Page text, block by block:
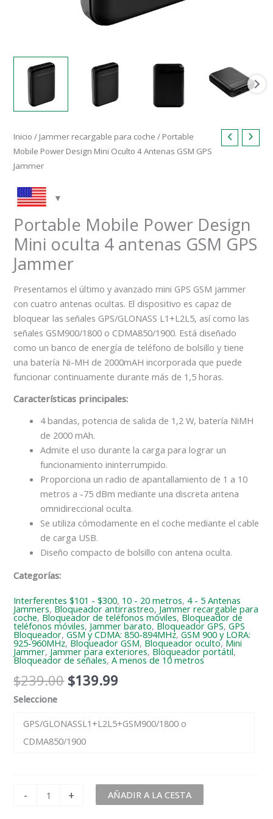
Inicio / Jammer recargable para coche / Portable
Mobile Power Design Mini Oculto 4 Antenas GSM GPS
Jammer
Portable Mobile Power Design
Mini oculta 4 antenas GSM GPS
Jammer
Presentamos el último y avanzado mini GPS GSM jammer
con cuatro antenas ocultas. El dispositivo es capaz de
bloquear las señales GPS/GLONASS L1+L2L5, así como las
señales GSM900/1800 o CDMA850/1900. Está diseñado
como un banco de energía de teléfono de bolsillo y tiene
una batería Ni-MH de 2000mAH incorporada que puede
funcionar continuamente durante más de 1,5 horas.
Características principales:
4 bandas, potencia de salida de 1,2 W, batería NiMH
de 2000 mAh.
Admite el uso durante la carga para lograr un
funcionamiento ininterrumpido.
Proporciona un radio de apantallamiento de 1 a 10
metros a -75 dBm mediante una discreta antena
omnidireccional oculta.
Se utiliza cómodamente en el coche mediante el cable
de carga USB.
Diseño compacto de bolsillo con antena oculta.
Categorías:
Interferentes $101 - $300, 10 - 20 metros, 4 - 5 Antenas
Jammers, Bloqueador antirrastreo, Jammer recargable para
coche, Bloqueador de teléfonos móviles, Bloqueador de
teléfonos móviles, Jammer barato, Bloqueador GPS,GPS
Bloqueador,GSM y CDMA: 850-894MHz,GSM 900 y LORA:
925-960MHz, Bloqueador GSM, Bloqueador oculto, Mini
Jammer, Jammer para exteriores, Bloqueador portátil,
Bloqueador de señales,A menos de 10 metros
$239.00 $139.99
Seleccione
GPS/GLONASSL1+L2L5+GSM900/1800 o
CDMA850/1900
- + AÑADIR A LA CESTA